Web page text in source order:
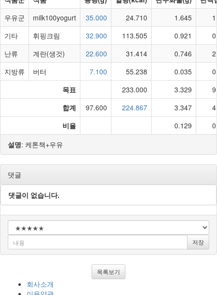
우유군
milk100yogurt 35.000 24.710 1.645
기타
휘핑크림 32.900 113.505 0.921
난류
계란(생것) 22.600 31.414 0.746
지방류
버터 7.100 55.238 0.035
목표
233.000 3.329
합계
97.600 224.867 3.347
비율
0.129
설명: 케톤책+우유
댓글
댓글이 없습니다.
저장
목록보기
회사소개